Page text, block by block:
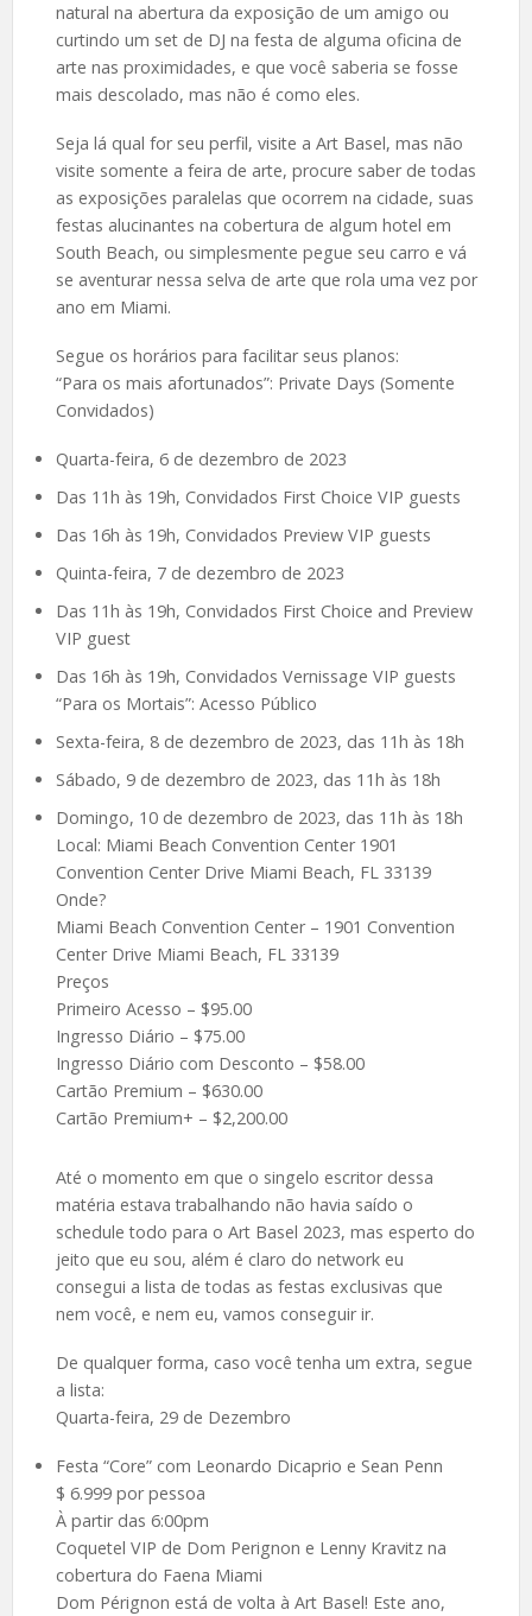
natural na abertura da exposição de um amigo ou
curtindo um set de DJ na festa de alguma oficina de
arte nas proximidades, e que você saberia se fosse
mais descolado, mas não é como eles.
Seja lá qual for seu perfil, visite a Art Basel, mas não
visite somente a feira de arte, procure saber de todas
as exposições paralelas que ocorrem na cidade, suas
festas alucinantes na cobertura de algum hotel em
South Beach, ou simplesmente pegue seu carro e vá
se aventurar nessa selva de arte que rola uma vez por
ano em Miami.
Segue os horários para facilitar seus planos:
“Para os mais afortunados”: Private Days (Somente
Convidados)
Quarta-feira, 6 de dezembro de 2023
Das 11h às 19h, Convidados First Choice VIP guests
Das 16h às 19h, Convidados Preview VIP guests
Quinta-feira, 7 de dezembro de 2023
Das 11h às 19h, Convidados First Choice and Preview
VIP guest
Das 16h às 19h, Convidados Vernissage VIP guests
“Para os Mortais”: Acesso Público
Sexta-feira, 8 de dezembro de 2023, das 11h às 18h
Sábado, 9 de dezembro de 2023, das 11h às 18h
Domingo, 10 de dezembro de 2023, das 11h às 18h
Local: Miami Beach Convention Center 1901
Convention Center Drive Miami Beach, FL 33139
Onde?
Miami Beach Convention Center – 1901 Convention
Center Drive Miami Beach, FL 33139
Preços
Primeiro Acesso – $95.00
Ingresso Diário – $75.00
Ingresso Diário com Desconto – $58.00
Cartão Premium – $630.00
Cartão Premium+ – $2,200.00
Até o momento em que o singelo escritor dessa
matéria estava trabalhando não havia saído o
schedule todo para o Art Basel 2023, mas esperto do
jeito que eu sou, além é claro do network eu
consegui a lista de todas as festas exclusivas que
nem você, e nem eu, vamos conseguir ir.
De qualquer forma, caso você tenha um extra, segue
a lista:
Quarta-feira, 29 de Dezembro
Festa “Core” com Leonardo Dicaprio e Sean Penn
$ 6.999 por pessoa
À partir das 6:00pm
Coquetel VIP de Dom Perignon e Lenny Kravitz na
cobertura do Faena Miami
Dom Pérignon está de volta à Art Basel! Este ano,